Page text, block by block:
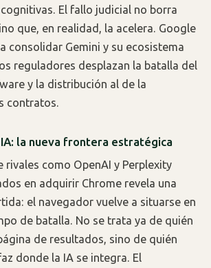
El fallo judicial no borra
que, en realidad, la acelera. Google
consolidar Gemini y su ecosistema
reguladores desplazan la batalla del
y la distribución al de la
contratos.
la nueva frontera estratégica
rivales como OpenAI y Perplexity
en adquirir Chrome revela una
el navegador vuelve a situarse en
de batalla. No se trata ya de quién
de resultados, sino de quién
donde la IA se integra. El